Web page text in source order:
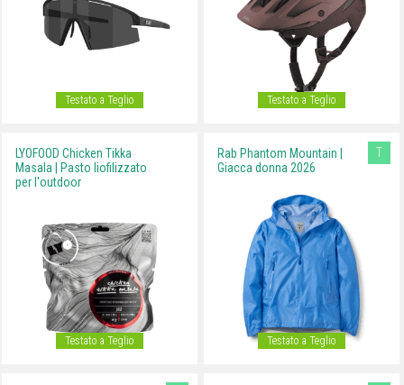
Testato a Teglio Testato a Teglio
LYOFOOD Chicken Tikka
Masala | Pasto liofilizzato
per l'outdoor
Testato a Teglio
Rab Phantom Mountain |
Giacca donna 2026
T
Testato a Teglio